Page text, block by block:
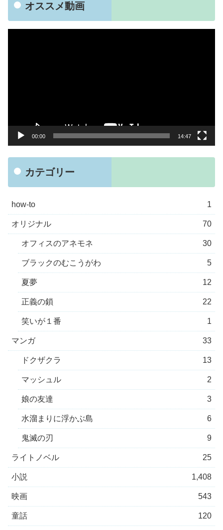
オススメ動画
00:00 14:47
カテゴリー
how-to 1
オリジナル 70
オフィスのアネモネ 30
ブラックのむこうがわ 5
夏夢 12
正義の鎖 22
笑いが１番 1
マンガ 33
ドクザクラ 13
マッシュル 2
娘の友達 3
水溜まりに浮かぶ島 6
鬼滅の刃 9
ライトノベル 25
小説 1,408
映画 543
童話 120